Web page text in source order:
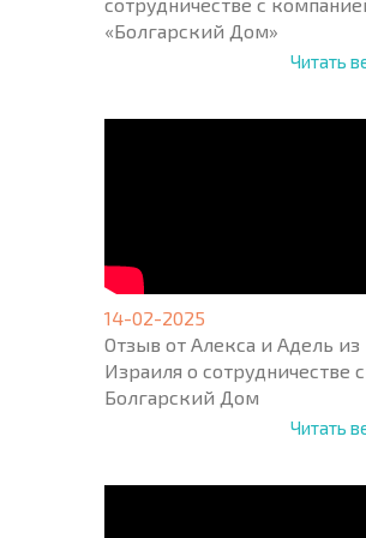
«Болгарский Дом»
Читать
14-02-2025
Отзыв от Алекса и Адель из
Израиля о сотрудничестве с
Болгарский Дом
Читать